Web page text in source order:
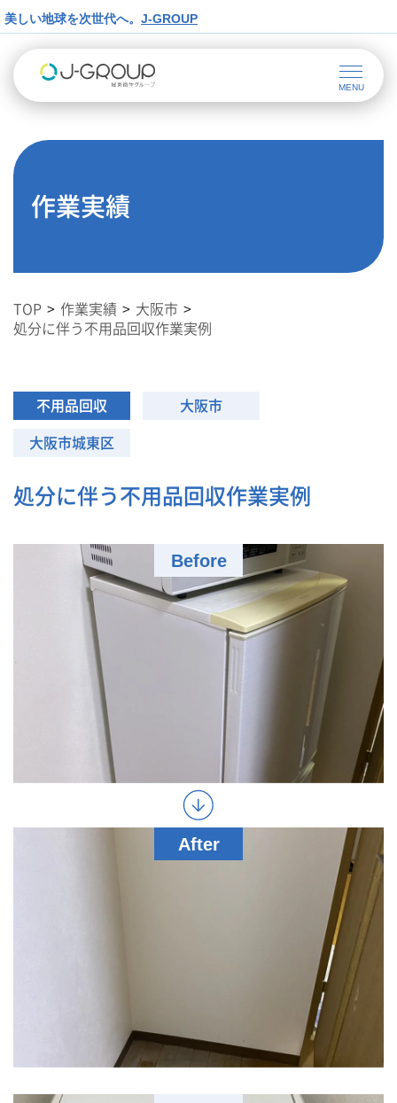
美しい地球を次世代へ。 J-GROUP
作業実績
TOP 作業実績
大阪市
処分に伴う不用品回収作業実例
不用品回収 大阪市
大阪市城東区
処分に伴う不用品回収作業実例